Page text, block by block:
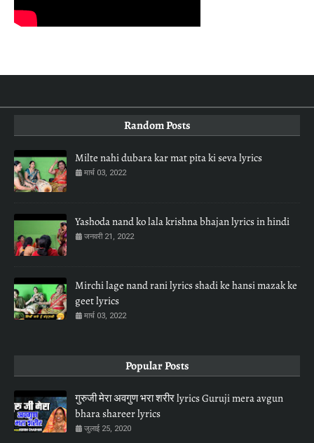
Random Posts
Milte nahi dubara kar mat pita ki seva lyrics
मार्च 03, 2022
Yashoda nand ko lala krishna bhajan lyrics in hindi
जनवरी 21, 2022
Mirchi lage nand rani lyrics shadi ke hansi mazak ke
geet lyrics
मार्च 03, 2022
Popular Posts
गुरुजी मेरा अवगुण भरा शरीर lyrics Guruji mera avgun
bhara shareer lyrics
जुलाई 25, 2020